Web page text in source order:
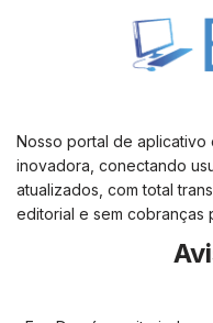
Nosso portal de
inovadora, conectando
atualizados, com total
editorial e sem cobranças